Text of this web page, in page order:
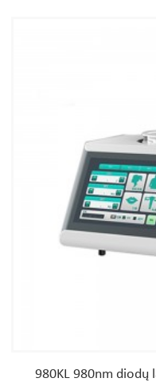
980KL 980nm diodų